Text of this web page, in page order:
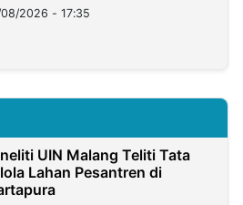
2026 - 17:35
UIN Malang Teliti Tata
Lahan Pesantren di